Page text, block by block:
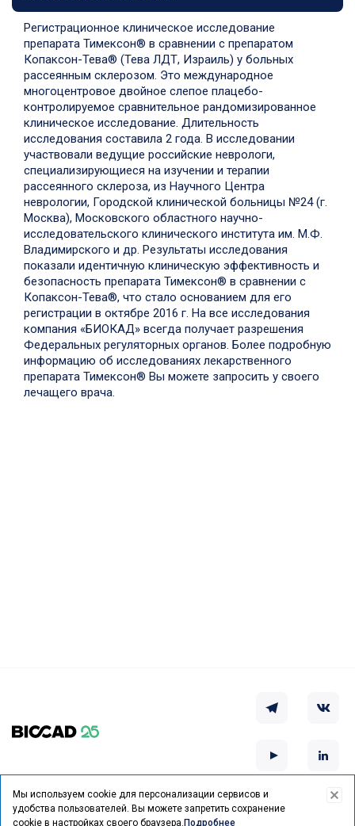
Регистрационное клиническое исследование
препарата Тимексон® в сравнении с препаратом
Копаксон-Тева® (Тева ЛДТ, Израиль) у больных
рассеянным склерозом. Это международное
многоцентровое двойное слепое плацебо-
контролируемое сравнительное рандомизированное
клиническое исследование. Длительность
исследования составила 2 года. В исследовании
участвовали ведущие российские неврологи,
специализирующиеся на изучении и терапии
рассеянного склероза, из Научного Центра
неврологии, Городской клинической больницы №24 (г.
Москва), Московского областного научно-
исследовательского клинического института им. М.Ф.
Владимирского и др. Результаты исследования
показали идентичную клиническую эффективность и
безопасность препарата Тимексон® в сравнении с
Копаксон-Тева®, что стало основанием для его
регистрации в октябре 2016 г. На все исследования
компания «БИОКАД» всегда получает разрешения
Федеральных регуляторных органов. Более подробную
информацию об исследованиях лекарственного
препарата Тимексон® Вы можете запросить у своего
лечащего врача.
Курс на выздоровление
Мы используем cookie для персонализации сервисов и
удобства пользователей. Вы можете запретить сохранение
cookie в настройках своего браузера. Подробнее